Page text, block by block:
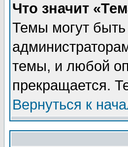
Что значит
Темы могут
темы, и любой
прекращается.
Вернуться к